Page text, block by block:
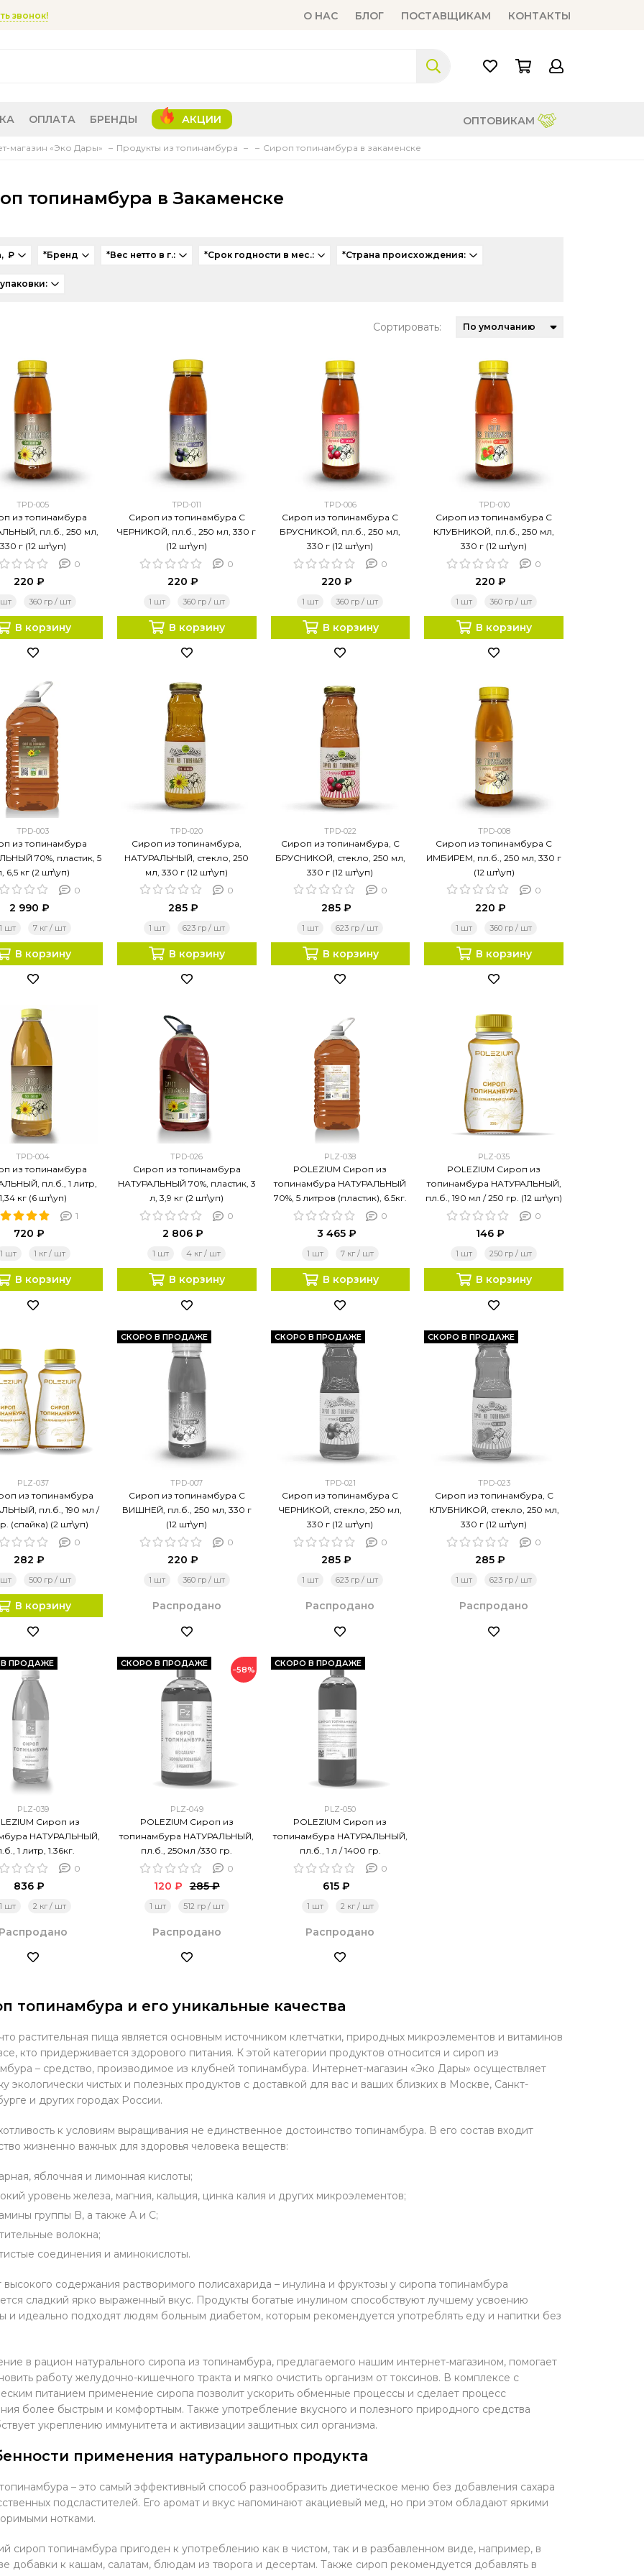
звонок! О НАС БЛОГ ПОСТАВЩИКАМ КОНТАКТЫ
ОПЛАТА БРЕНДЫ АКЦИИ ОПТОВИКАМ
магазин «Эко Дары» Продукты из топинамбура Сироп топинамбура в закаменске
топинамбура в Закаменске
₽ *Бренд *Вес нетто в г.: *Срок годности в мес.: *Страна происхождения:
Сортировать:
TPD-005
из топинамбура
пл.б., 250 мл,
330 г (12 шт\уп)
0
220 ₽
шт 360 гр / шт
В корзину
TPD-011
Сироп из топинамбура С
ЧЕРНИКОЙ, пл.б., 250 мл, 330 г
(12 шт\уп)
0
220 ₽
1 шт 360 гр / шт
В корзину
TPD-006
Сироп из топинамбура С
БРУСНИКОЙ, пл.б., 250 мл,
330 г (12 шт\уп)
0
220 ₽
1 шт 360 гр / шт
В корзину
TPD-010
Сироп из топинамбура С
КЛУБНИКОЙ, пл.б., 250 мл,
330 г (12 шт\уп)
0
220 ₽
1 шт 360 гр / шт
В корзину
TPD-003
из топинамбура
70%, пластик, 5
6,5 кг (2 шт\уп)
0
2 990 ₽
1 шт 7 кг / шт
В корзину
TPD-020
Сироп из топинамбура,
НАТУРАЛЬНЫЙ, стекло, 250
мл, 330 г (12 шт\уп)
0
285 ₽
1 шт 623 гр / шт
В корзину
TPD-022
Сироп из топинамбура, С
БРУСНИКОЙ, стекло, 250 мл,
330 г (12 шт\уп)
0
285 ₽
1 шт 623 гр / шт
В корзину
TPD-008
Сироп из топинамбура С
ИМБИРЕМ, пл.б., 250 мл, 330 г
(12 шт\уп)
0
220 ₽
1 шт 360 гр / шт
В корзину
TPD-004
из топинамбура
пл.б., 1 литр,
1,34 кг (6 шт\уп)
1
720 ₽
1 шт 1 кг / шт
В корзину
TPD-026
Сироп из топинамбура
НАТУРАЛЬНЫЙ 70%, пластик, 3
л, 3,9 кг (2 шт\уп)
0
2 806 ₽
1 шт 4 кг / шт
В корзину
PLZ-038
POLEZIUM Сироп из
топинамбура НАТУРАЛЬНЫЙ
70%, 5 литров (пластик), 6.5кг.
0
3 465 ₽
1 шт 7 кг / шт
В корзину
PLZ-035
POLEZIUM Сироп из
топинамбура НАТУРАЛЬНЫЙ,
пл.б., 190 мл / 250 гр. (12 шт\уп)
0
146 ₽
1 шт 250 гр / шт
В корзину
PLZ-037
из топинамбура
пл.б., 190 мл /
(спайка) (2 шт\уп)
0
282 ₽
шт 500 гр / шт
В корзину
СКОРО В ПРОДАЖЕ
TPD-007
Сироп из топинамбура С
ВИШНЕЙ, пл.б., 250 мл, 330 г
(12 шт\уп)
0
220 ₽
1 шт 360 гр / шт
Распродано
СКОРО В ПРОДАЖЕ
TPD-021
Сироп из топинамбура С
ЧЕРНИКОЙ, стекло, 250 мл,
330 г (12 шт\уп)
0
285 ₽
1 шт 623 гр / шт
Распродано
СКОРО В ПРОДАЖЕ
TPD-023
Сироп из топинамбура, С
КЛУБНИКОЙ, стекло, 250 мл,
330 г (12 шт\уп)
0
285 ₽
1 шт 623 гр / шт
Распродано
ПРОДАЖЕ
PLZ-039
Сироп из
НАТУРАЛЬНЫЙ,
1 литр, 1.36кг.
0
836 ₽
1 шт 2 кг / шт
Распродано
СКОРО В ПРОДАЖЕ
−58%
PLZ-049
POLEZIUM Сироп из
топинамбура НАТУРАЛЬНЫЙ,
пл.б., 250мл /330 гр.
0
120 ₽ 285 ₽
1 шт 512 гр / шт
Распродано
СКОРО В ПРОДАЖЕ
PLZ-050
POLEZIUM Сироп из
топинамбура НАТУРАЛЬНЫЙ,
пл.б., 1 л / 1400 гр.
0
615 ₽
1 шт 2 кг / шт
Распродано
топинамбура и его уникальные качества
растительная пища является основным источником клетчатки, природных микроэлементов и витаминов
кто придерживается здорового питания. К этой категории продуктов относится и сироп из
– средство, производимое из клубней топинамбура. Интернет-магазин «Эко Дары» осуществляет
экологически чистых и полезных продуктов с доставкой для вас и ваших близких в Москве, Санкт-
и других городах России.
к условиям выращивания не единственное достоинство топинамбура. В его состав входит
жизненно важных для здоровья человека веществ:
яблочная и лимонная кислоты;
уровень железа, магния, кальция, цинка калия и других микроэлементов;
группы B, а также A и C;
волокна;
соединения и аминокислоты.
высокого содержания растворимого полисахарида – инулина и фруктозы у сиропа топинамбура
сладкий ярко выраженный вкус. Продукты богатые инулином способствуют лучшему усвоению
и идеально подходят людям больным диабетом, которым рекомендуется употреблять еду и напитки без
в рацион натурального сиропа из топинамбура, предлагаемого нашим интернет-магазином, помогает
работу желудочно-кишечного тракта и мягко очистить организм от токсинов. В комплексе с
питанием применение сиропа позволит ускорить обменные процессы и сделает процесс
более быстрым и комфортным. Также употребление вкусного и полезного природного средства
укреплению иммунитета и активизации защитных сил организма.
применения натурального продукта
– это самый эффективный способ разнообразить диетическое меню без добавления сахара
подсластителей. Его аромат и вкус напоминают акациевый мед, но при этом обладают яркими
нотками.
сироп топинамбура пригоден к употреблению как в чистом, так и в разбавленном виде, например, в
добавки к кашам, салатам, блюдам из творога и десертам. Также сироп рекомендуется добавлять в